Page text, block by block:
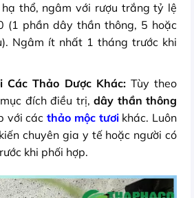
thổ, ngâm với rượu trắng tỷ lệ
(1 phần dây thần thông, 5 hoặc
Ngâm ít nhất 1 tháng trước khi
Các Thảo Dược Khác:Tùy theo
đích điều trị,dây thần thông
với cácthảo mộc tươikhác. Luôn
chuyên gia y tế hoặc người có
khi phối hợp.